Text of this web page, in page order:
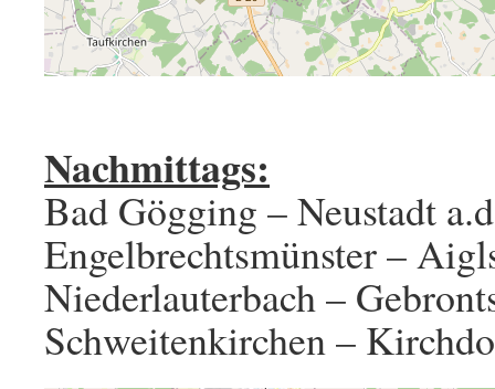
Nachmittags:
Bad Gögging – Neustadt
Engelbrechtsmünster –
Niederlauterbach –
Schweitenkirchen –